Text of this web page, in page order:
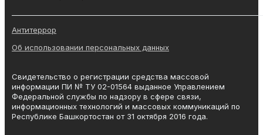
Антитеррор
Об использовании персональных данных
Свидетельство о регистрации средства массовой
информации ПИ № ТУ 02-01564 выданное Управлением
Федеральной службы по надзору в сфере связи,
информационных технологий и массовых коммуникаций по
Республике Башкортостан от 31 октября 2016 года.